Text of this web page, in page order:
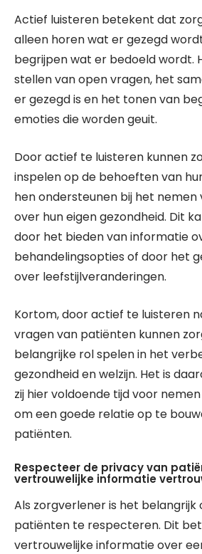
Actief luisteren betekent dat
alleen horen wat er gezegd
begrijpen wat er bedoeld wordt.
stellen van open vragen, het
er gezegd is en het tonen van
emoties die worden geuit.
Door actief te luisteren kunnen
inspelen op de behoeften van
hen ondersteunen bij het nemen
over hun eigen gezondheid. Dit
door het bieden van informatie
behandelingsopties of door het
over leefstijlveranderingen.
Kortom, door actief te luisteren
vragen van patiënten kunnen
belangrijke rol spelen in het
gezondheid en welzijn. Het is
zij hier voldoende tijd voor
om een goede relatie op te
patiënten.
Respecteer de privacy van
vertrouwelijke informatie
Als zorgverlener is het
patiënten te respecteren. Dit
vertrouwelijke informatie over